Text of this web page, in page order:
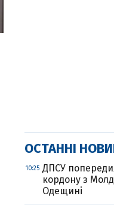
ОСТАННІ
10:25 ДПСУ
кордону з
Одещині